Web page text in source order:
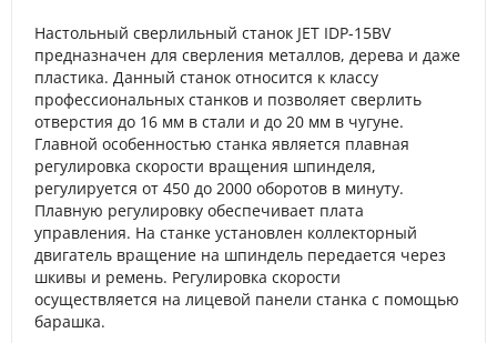
Настольный сверлильный станок JET IDP-15BV
предназначен для сверления металлов, дерева и даже
пластика. Данный станок относится к классу
профессиональных станков и позволяет сверлить
отверстия до 16 мм в стали и до 20 мм в чугуне.
Главной особенностью станка является плавная
регулировка скорости вращения шпинделя,
регулируется от 450 до 2000 оборотов в минуту.
Плавную регулировку обеспечивает плата
управления. На станке установлен коллекторный
двигатель вращение на шпиндель передается через
шкивы и ремень. Регулировка скорости
осуществляется на лицевой панели станка с помощью
барашка.